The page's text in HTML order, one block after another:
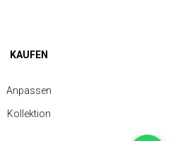
KAUFEN
Anpassen
Kollektion